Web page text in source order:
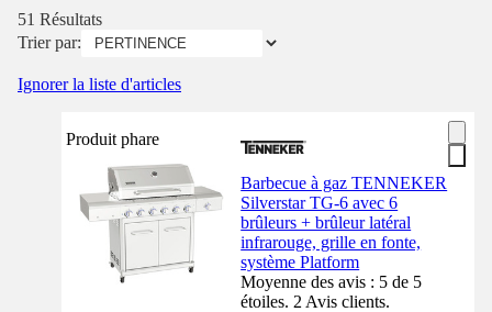
51 Résultats
Trier par:
Ignorer la liste d'articles
Produit phare
Barbecue à gaz TENNEKER
Silverstar TG-6 avec 6
brûleurs + brûleur latéral
infrarouge, grille en fonte,
système Platform
Moyenne des avis : 5 de 5
étoiles. 2 Avis clients.